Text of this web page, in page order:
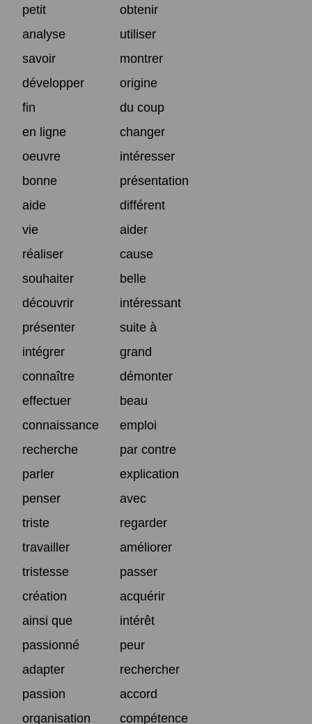
petit
obtenir
analyse
utiliser
savoir
montrer
développer
origine
fin
du coup
en ligne
changer
oeuvre
intéresser
bonne
présentation
aide
différent
vie
aider
réaliser
cause
souhaiter
belle
découvrir
intéressant
présenter
suite à
intégrer
grand
connaître
démonter
effectuer
beau
connaissance
emploi
recherche
par contre
parler
explication
penser
avec
triste
regarder
travailler
améliorer
tristesse
passer
création
acquérir
ainsi que
intérêt
passionné
peur
adapter
rechercher
passion
accord
organisation
compétence